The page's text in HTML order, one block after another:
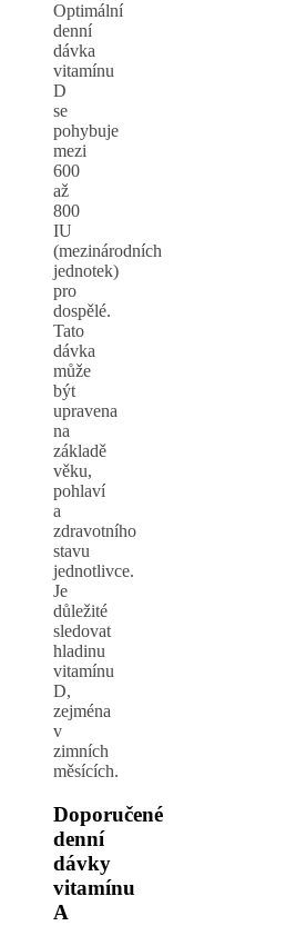
Optimální
denní
dávka
vitamínu
D
se
pohybuje
mezi
600
až
800
IU
(mezinárodních
jednotek)
pro
dospělé.
Tato
dávka
může
být
upravena
na
základě
věku,
pohlaví
a
zdravotního
stavu
jednotlivce.
Je
důležité
sledovat
hladinu
vitamínu
D,
zejména
v
zimních
měsících.
Doporučené
denní
dávky
vitamínu
A